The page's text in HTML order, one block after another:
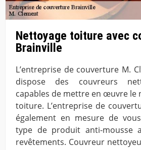
Nettoyage toiture avec
Brainville
L’entreprise de couverture M.
dispose des couvreurs
capables de mettre en œuvre le
toiture. L’entreprise de
également en mesure de
type de produit anti-mousse
revêtements. Couvreur